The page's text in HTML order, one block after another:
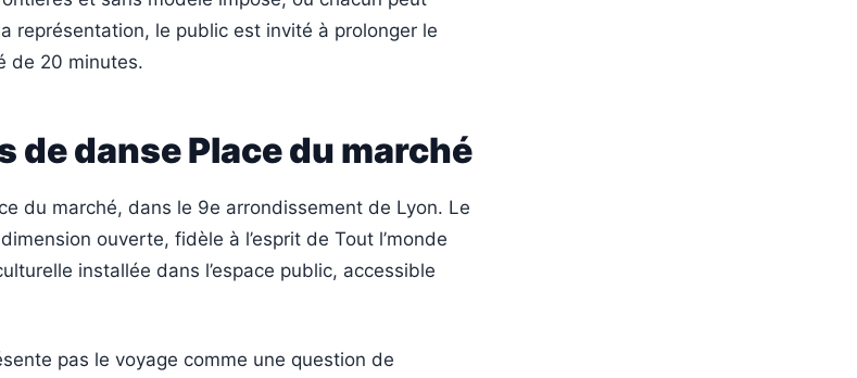
représentation, le public est invité à prolonger le
de 20 minutes.
de danse Place du marché
du marché, dans le 9e arrondissement de Lyon. Le
ouverte, fidèle à l’esprit de Tout l’monde
installée dans l’espace public, accessible
pas le voyage comme une question de